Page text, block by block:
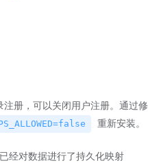
册，可以关闭用户注册。通过修
重新安装。
经对数据进行了持久化映射